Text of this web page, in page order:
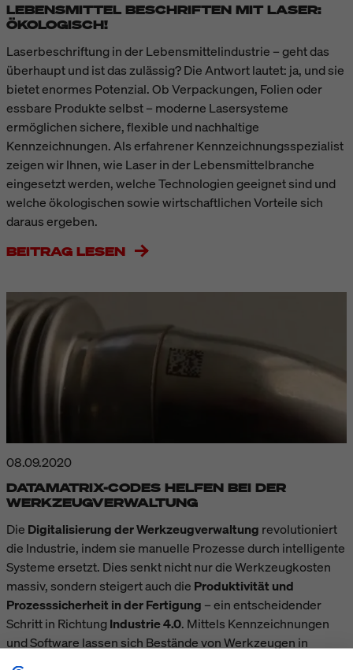
LEBENSMITTEL BESCHRIFTEN MIT LASER:
ÖKOLOGISCH!
Laserbeschriftung in der Lebensmittelindustrie – geht das
überhaupt und ist das zulässig? Die Antwort lautet: ja, und sie
bietet enormes Potenzial. Ob Verpackungen, Folien oder
essbare Produkte selbst – moderne Lasersysteme
ermöglichen sichere, flexible und nachhaltige
Kennzeichnungen. Als erfahrener Kennzeichnungsspezialist
zeigen wir Ihnen, wie Laser in der Lebensmittelbranche
eingesetzt werden, welche Technologien geeignet sind und
welche ökologischen sowie wirtschaftlichen Vorteile sich
daraus ergeben.
BEITRAG LESEN
08.09.2020
DATAMATRIX-CODES HELFEN BEI DER
WERKZEUGVERWALTUNG
Die Digitalisierung der Werkzeugverwaltung revolutioniert
die Industrie, indem sie manuelle Prozesse durch intelligente
Systeme ersetzt. Dies senkt nicht nur die Werkzeugkosten
massiv, sondern steigert auch die Produktivität und
Prozesssicherheit in der Fertigung – ein entscheidender
Schritt in RichtungIndustrie 4.0. Mittels Kennzeichnungen
und Software lassen sich Bestände von Werkzeugen in